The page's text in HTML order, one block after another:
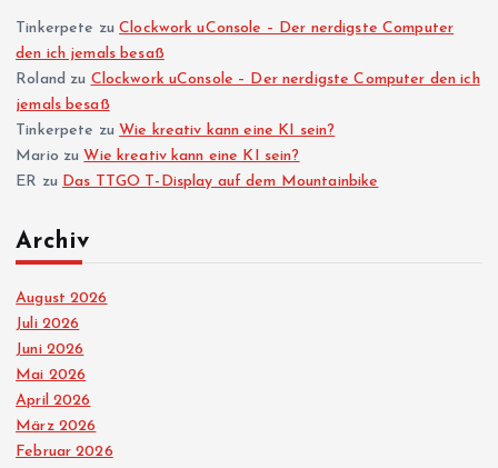
Tinkerpete zuClockwork uConsole – Der nerdigste Computer
den ich jemals besaß
Roland zu Clockwork uConsole – Der nerdigste Computer den ich
jemals besaß
Tinkerpete zu Wie kreativ kann eine KI sein?
Mario zu Wie kreativ kann eine KI sein?
ER zu Das TTGO T-Display auf dem Mountainbike
Archiv
August 2026
Juli 2026
Juni 2026
Mai 2026
April 2026
März 2026
Februar 2026